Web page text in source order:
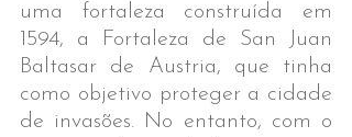
uma fortaleza construída em
1594, a Fortaleza de San Juan
Baltasar de Austria, que tinha
como objetivo proteger a cidade
de invasões. No entanto, com o